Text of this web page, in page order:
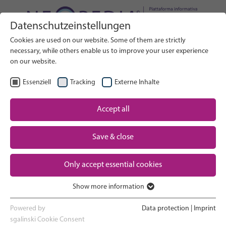
RICERCA
IT Seleziona lingua
Assistenza neonatale: Panoramica
Gravidanza e parto
Esperienza in terapia intensiva
neonatale
Ritorno a casa e crescita
Cerca nel sito web
Pagina iniziale
Partner
Contact
Datenschutzeinstellungen
Cookies are used on our website. Some of them are strictly
necessary, while others enable us to improve your user experience
on our website.
Essenziell Tracking Externe Inhalte
Accept all
Save & close
Only accept essential cookies
Essenzielle Cookies werden für grundlegende Funktionen der
Webseite benötigt. Dadurch ist gewährleistet, dass die Webseite
Show more information
Powered by
sgalinski Cookie Consent
Data protection Imprint